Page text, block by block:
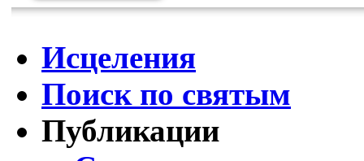
Исцеления
Поиск по святым
Публикации